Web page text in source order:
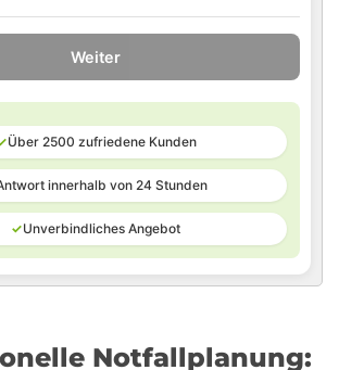
Weiter
Über 2500 zufriedene Kunden
innerhalb von 24 Stunden
✓Unverbindliches Angebot
Notfallplanung: